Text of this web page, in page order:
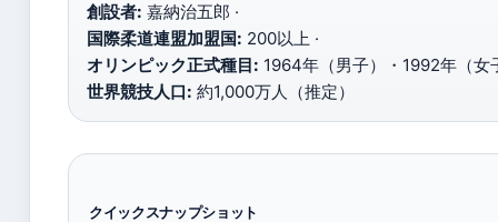
創設者: 嘉納治五郎 ·
国際柔道連盟加盟国: 200以上 ·
オリンピック正式種目: 1964年（男子）・1992年（女
世界競技人口: 約1,000万人（推定）
クイックスナップショット